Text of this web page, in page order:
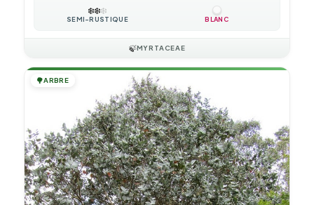
❄️❄️❄️
SEMI-RUSTIQUE BLANC
🍃MYRTACEAE
🌳ARBRE